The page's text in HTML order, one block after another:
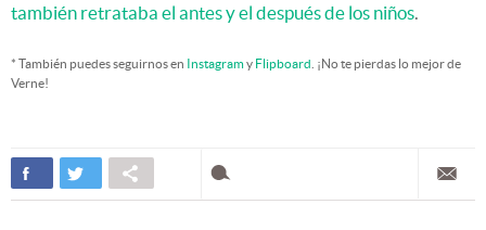
también retrataba el antes y el después de los niños
* También puedes seguirnos en Instagramy Flipboard . ¡No te pierdas lo mejor de
Verne!